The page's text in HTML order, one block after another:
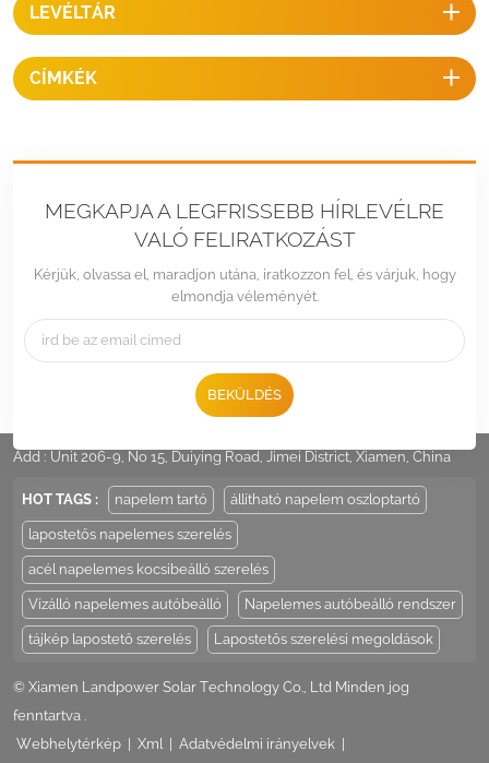
LEVÉLTÁR
CÍMKÉK
MEGKAPJA A LEGFRISSEBB HÍRLEVÉLRE
VALÓ FELIRATKOZÁST
Kérjük, olvassa el, maradjon utána, iratkozzon fel, és várjuk, hogy
elmondja véleményét.
BEKÜLDÉS
Add : Unit 206-9, No 15, Duiying Road, Jimei District, Xiamen, China
HOT TAGS : napelem tartó állítható napelem oszloptartó
lapostetős napelemes szerelés
acél napelemes kocsibeálló szerelés
Vízálló napelemes autóbeálló Napelemes autóbeálló rendszer
tájkép lapostető szerelés Lapostetős szerelési megoldások
© Xiamen Landpower Solar Technology Co., Ltd Minden jog
fenntartva .
Webhelytérkép
Xml Adatvédelmi irányelvek